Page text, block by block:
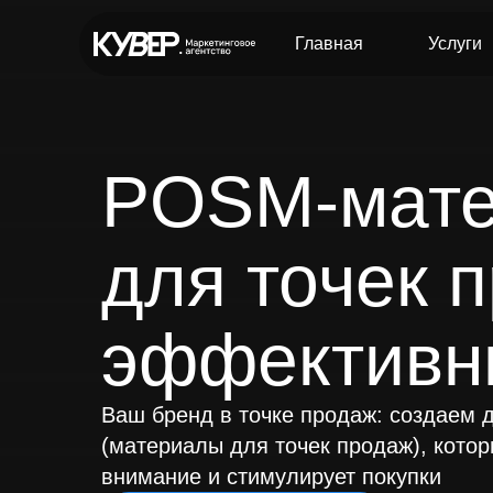
Услуги
Главная
POSM-
для точек
Ваш бренд в точке продаж: создаем
(материалы для точек продаж),
внимание и стимулирует покупки
Разработка сайтов
Разработка сайта любой сложности
Многостраничный сайт
Интернет-магазин
Аудит сайта
в